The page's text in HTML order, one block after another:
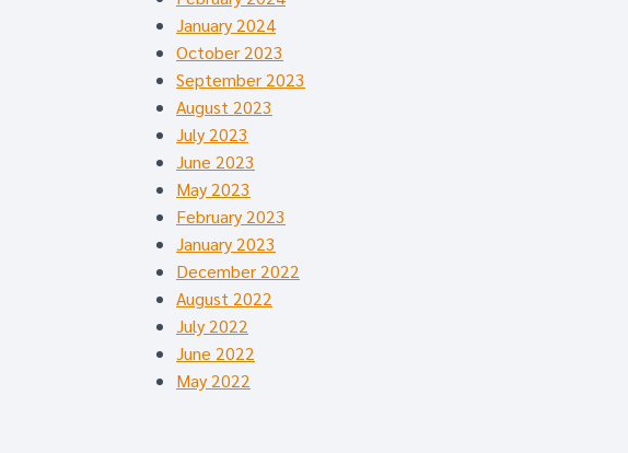
January 2024
October 2023
September 2023
August 2023
July 2023
June 2023
May 2023
February 2023
January 2023
December 2022
August 2022
July 2022
June 2022
May 2022